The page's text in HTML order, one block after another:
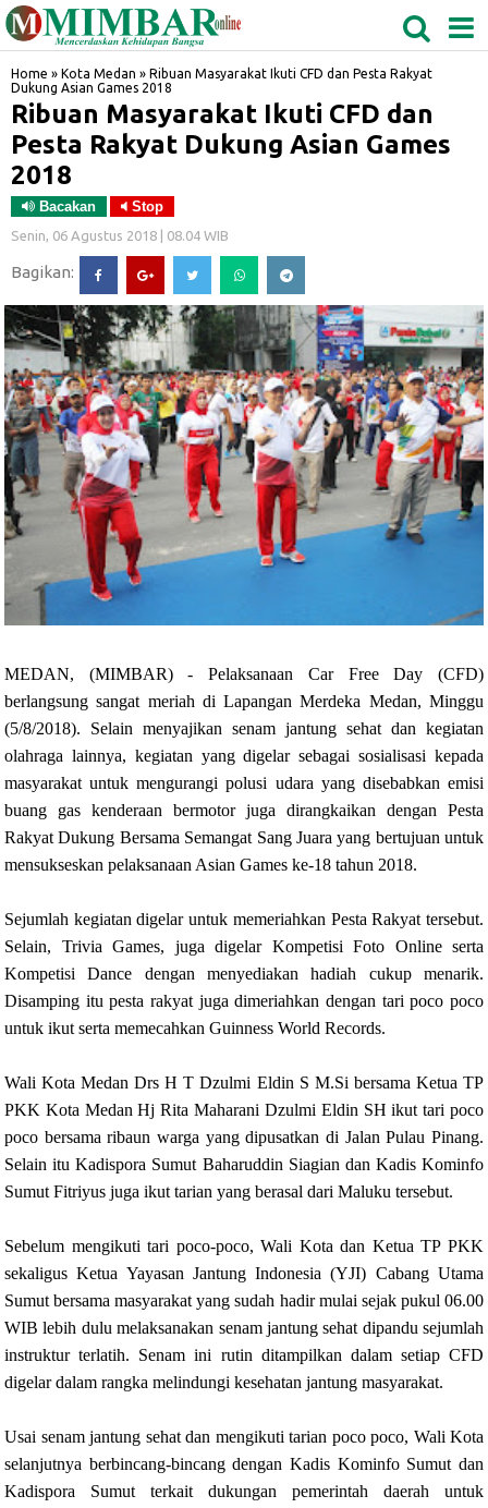
BIDANGRO
Home » Kota Medan » Ribuan Masyarakat Ikuti CFD dan Pesta Rakyat
Dukung Asian Games 2018
Ribuan Masyarakat Ikuti CFD dan
Pesta Rakyat Dukung Asian Games
2018
Bacakan Stop
Senin, 06 Agustus 2018 | 08.04 WIB
Bagikan:
MEDAN, (MIMBAR) - Pelaksanaan Car Free Day (CFD)
berlangsung sangat meriah di Lapangan Merdeka Medan, Minggu
(5/8/2018). Selain menyajikan senam jantung sehat dan kegiatan
olahraga lainnya, kegiatan yang digelar sebagai sosialisasi kepada
masyarakat untuk mengurangi polusi udara yang disebabkan emisi
buang gas kenderaan bermotor juga dirangkaikan dengan Pesta
Rakyat Dukung Bersama Semangat Sang Juara yang bertujuan untuk
mensukseskan pelaksanaan Asian Games ke-18 tahun 2018.
Sejumlah kegiatan digelar untuk memeriahkan Pesta Rakyat tersebut.
Selain, Trivia Games, juga digelar Kompetisi Foto Online serta
Kompetisi Dance dengan menyediakan hadiah cukup menarik.
Disamping itu pesta rakyat juga dimeriahkan dengan tari poco poco
untuk ikut serta memecahkan Guinness World Records.
Wali Kota Medan Drs H T Dzulmi Eldin S M.Si bersama Ketua TP
PKK Kota Medan Hj Rita Maharani Dzulmi Eldin SH ikut tari poco
poco bersama ribaun warga yang dipusatkan di Jalan Pulau Pinang.
Selain itu Kadispora Sumut Baharuddin Siagian dan Kadis Kominfo
Sumut Fitriyus juga ikut tarian yang berasal dari Maluku tersebut.
Sebelum mengikuti tari poco-poco, Wali Kota dan Ketua TP PKK
sekaligus Ketua Yayasan Jantung Indonesia (YJI) Cabang Utama
Sumut bersama masyarakat yang sudah hadir mulai sejak pukul 06.00
WIB lebih dulu melaksanakan senam jantung sehat dipandu sejumlah
instruktur terlatih. Senam ini rutin ditampilkan dalam setiap CFD
digelar dalam rangka melindungi kesehatan jantung masyarakat.
Usai senam jantung sehat dan mengikuti tarian poco poco, Wali Kota
selanjutnya berbincang-bincang dengan Kadis Kominfo Sumut dan
Kadispora Sumut terkait dukungan pemerintah daerah untuk